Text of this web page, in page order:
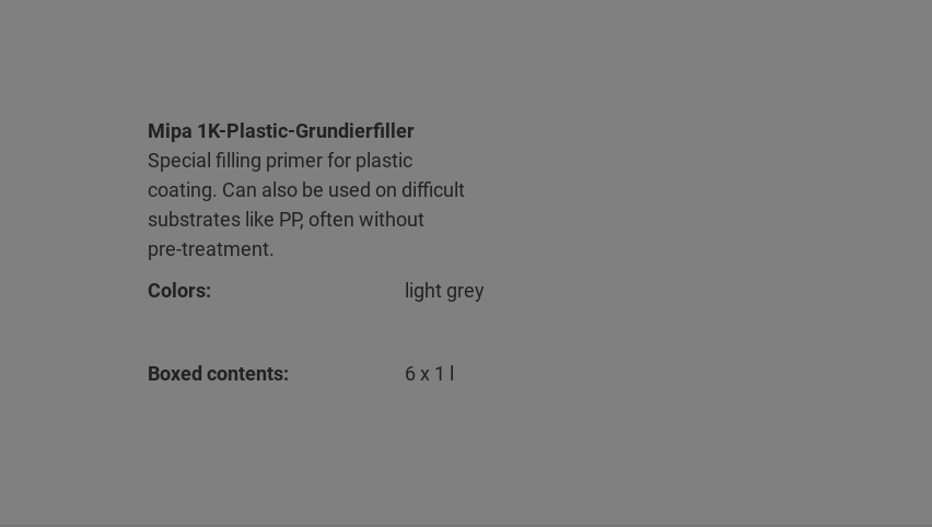
Mipa 1K-Plastic-Grundierfiller
Special filling primer for plastic
coating. Can also be used on difficult
substrates like PP, often without
pre-treatment.
Colors:
light grey
Boxed contents: 6 x 1 l